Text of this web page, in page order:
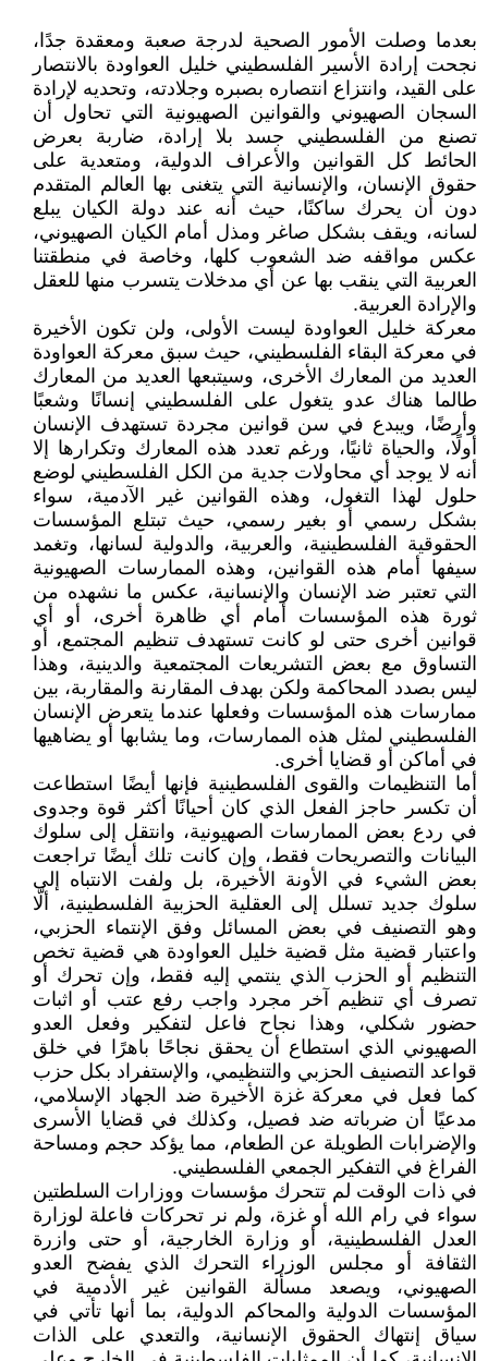
بعدما وصلت الأمور الصحية لدرجة صعبة ومعقدة جدًا،
نجحت إرادة الأسير الفلسطيني خليل العواودة بالانتصار
على القيد، وانتزاع انتصاره بصبره وجلادته، وتحديه لإرادة
السجان الصهيوني والقوانين الصهيونية التي تحاول أن
تصنع من الفلسطيني جسد بلا إرادة، ضاربة بعرض
الحائط كل القوانين والأعراف الدولية، ومتعدية على
حقوق الإنسان، والإنسانية التي يتغنى بها العالم المتقدم
دون أن يحرك ساكنًا، حيث أنه عند دولة الكيان يبلع
لسانه، ويقف بشكل صاغر ومذل أمام الكيان الصهيوني،
عكس مواقفه ضد الشعوب كلها، وخاصة في منطقتنا
العربية التي ينقب بها عن أي مدخلات يتسرب منها للعقل
والإرادة العربية.
معركة خليل العواودة ليست الأولى، ولن تكون الأخيرة
في معركة البقاء الفلسطيني، حيث سبق معركة العواودة
العديد من المعارك الأخرى، وسيتبعها العديد من المعارك
طالما هناك عدو يتغول على الفلسطيني إنسانًا وشعبًا
وأرضًا، ويبدع في سن قوانين مجردة تستهدف الإنسان
أولًا، والحياة ثانيًا، ورغم تعدد هذه المعارك وتكرارها إلا
أنه لا يوجد أي محاولات جدية من الكل الفلسطيني لوضع
حلول لهذا التغول، وهذه القوانين غير الآدمية، سواء
بشكل رسمي أو بغير رسمي، حيث تبتلع المؤسسات
الحقوقية الفلسطينية، والعربية، والدولية لسانها، وتغمد
سيفها أمام هذه القوانين، وهذه الممارسات الصهيونية
التي تعتبر ضد الإنسان والإنسانية، عكس ما نشهده من
ثورة هذه المؤسسات أمام أي ظاهرة أخرى، أو أي
قوانين أخرى حتى لو كانت تستهدف تنظيم المجتمع، أو
التساوق مع بعض التشريعات المجتمعية والدينية، وهذا
ليس بصدد المحاكمة ولكن بهدف المقارنة والمقاربة، بين
ممارسات هذه المؤسسات وفعلها عندما يتعرض الإنسان
الفلسطيني لمثل هذه الممارسات، وما يشابها أو يضاهيها
في أماكن أو قضايا أخرى.
أما التنظيمات والقوى الفلسطينية فإنها أيضًا استطاعت
أن تكسر حاجز الفعل الذي كان أحيانًا أكثر قوة وجدوى
في ردع بعض الممارسات الصهيونية، وانتقل إلى سلوك
البيانات والتصريحات فقط، وإن كانت تلك أيضًا تراجعت
بعض الشيء في الأونة الأخيرة، بل ولفت الانتباه إلى
سلوك جديد تسلل إلى العقلية الحزبية الفلسطينية، ألَّا
وهو التصنيف في بعض المسائل وفق الإنتماء الحزبي،
واعتبار قضية مثل قضية خليل العواودة هي قضية تخص
التنظيم أو الحزب الذي ينتمي إليه فقط، وإن تحرك أو
تصرف أي تنظيم آخر مجرد واجب رفع عتب أو اثبات
حضور شكلي، وهذا نجاح فاعل لتفكير وفعل العدو
الصهيوني الذي استطاع أن يحقق نجاحًا باهرًا في خلق
قواعد التصنيف الحزبي والتنظيمي، والإستفراد بكل حزب
كما فعل في معركة غزة الأخيرة ضد الجهاد الإسلامي،
مدعيًا أن ضرباته ضد فصيل، وكذلك في قضايا الأسرى
والإضرابات الطويلة عن الطعام، مما يؤكد حجم ومساحة
الفراغ في التفكير الجمعي الفلسطيني.
في ذات الوقت لم تتحرك مؤسسات ووزارات السلطتين
سواء في رام الله أو غزة، ولم نر تحركات فاعلة لوزارة
العدل الفلسطينية، أو وزارة الخارجية، أو حتى وازرة
الثقافة أو مجلس الوزراء التحرك الذي يفضح العدو
الصهيوني، ويصعد مسألة القوانين غير الأدمية في
المؤسسات الدولية والمحاكم الدولية، بما أنها تأتي في
سياق إنتهاك الحقوق الإنسانية، والتعدي على الذات